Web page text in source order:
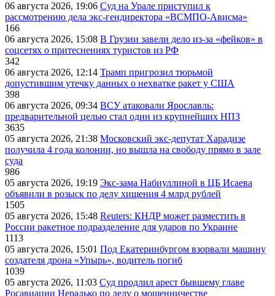
06 августа 2026, 19:06 Суд на Урале приступил к
рассмотрению дела экс-гендиректора «ВСМПО-Ависма»
166
06 августа 2026, 15:08 В Грузии завели дело из-за «фейков» в
соцсетях о притеснениях туристов из РФ
342
06 августа 2026, 12:14 Трамп пригрозил тюрьмой
допустившим утечку данных о нехватке ракет у США
398
06 августа 2026, 09:34 ВСУ атаковали Ярославль:
предварительной целью стал один из крупнейших НПЗ
3635
05 августа 2026, 21:38 Московский экс-депутат Харадизе
получила 4 года колонии, но вышла на свободу прямо в зале
суда
986
05 августа 2026, 19:19 Экс-зама Набиуллиной в ЦБ Исаева
объявили в розыск по делу хищения 4 млрд рублей
1505
05 августа 2026, 15:48 Reuters: КНДР может разместить в
России ракетное подразделение для ударов по Украине
1113
05 августа 2026, 15:01 Под Екатеринбургом взорвали машину
создателя дрона «Упырь», водитель погиб
1039
05 августа 2026, 11:03 Суд продлил арест бывшему главе
Росавиации Нерадько по делу о мошенничестве